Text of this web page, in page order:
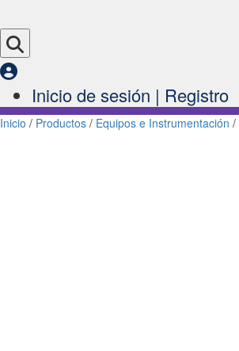
Inicio de sesión | Registro
Inicio / Productos / Equipos e Instrumentación /